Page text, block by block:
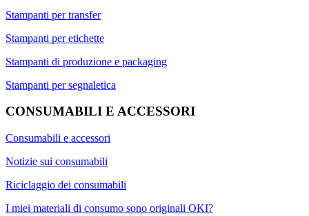
Stampanti per transfer
Stampanti per etichette
Stampanti di produzione e packaging
Stampanti per segnaletica
CONSUMABILI E ACCESSORI
Consumabili e accessori
Notizie sui consumabili
Riciclaggio dei consumabili
I miei materiali di consumo sono originali OKI?